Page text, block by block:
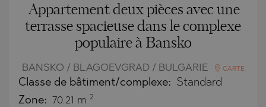
Appartement deux pièces avec une
terrasse spacieuse dans le complexe
populaire à Bansko
BANSKO / BLAGOEVGRAD / BULGARIE CARTE
Classe de bâtiment/complexe: Standard
Zone: 70.21 m 2